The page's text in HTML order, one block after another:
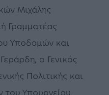
Μιχάλης
Γραμματέας
Υποδομών και
ο Γενικός
Πολιτικής και
του Υπουργείου